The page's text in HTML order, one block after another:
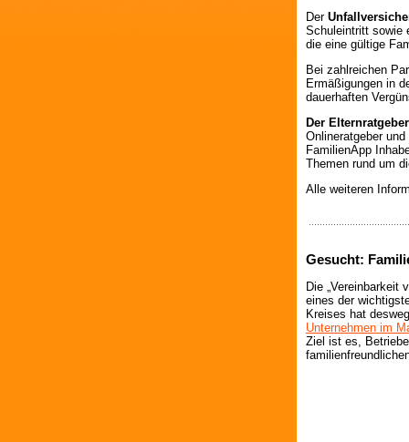
Der
Schuleintritt sowie
die eine gültige
Bei zahlreichen
Ermäßigungen in
dauerhaften
Der Elternratgeber
Onlineratgeber
FamilienApp
Themen rund um
Alle weiteren
Gesucht:
Die „Vereinbarkeit
eines der
Kreises hat
Unternehmen im
Ziel ist es,